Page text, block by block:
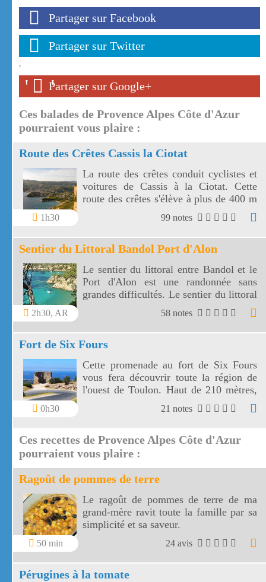
Partager sur Facebook
Partager sur Twitter
'
' '
Partager sur Google+
Ces balades de Provence Alpes Côte d'Azur
pourraient vous plaire :
Route des Crêtes Cassis la Ciotat
1h30
La route des crêtes conduit cyclistes et
voitures de Cassis à la Ciotat. Cette
route des crêtes s'élève à plus de 400 m
et surplombe la mer au travers plusieurs
99 notes
Sentier du Littoral Bandol Port d'Alon
2h30, AR
Le sentier du littoral entre Bandol et le
Port d'Alon est une randonnée sans
grandes difficultés. Le sentier du littoral
Bandol Port d'Alon offre des paysages
58 notes
Fort de Six Fours
0h30
Cette promenade au fort de Six Fours
vous fera découvrir toute la région de
l'ouest de Toulon. Haut de 210 mètres,
le fort de Six Fours vous offre un vaste
panorama vers une côte découpée, des
de Marseille.
21 notes
Ces recettes de Provence Alpes Côte d'Azur
pourraient vous plaire :
Ragoût de pommes de terre
50 min
Le ragoût de pommes de terre de ma
grand-mère ravit toute la famille par sa
simplicité et sa saveur.
24 avis
Pérugines à la tomate